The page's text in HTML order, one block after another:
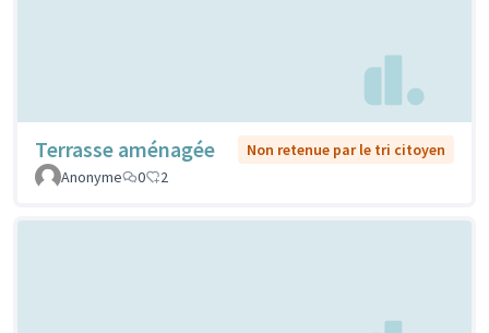
Terrasse aménagée
Non retenue par le tri citoyen
Anonyme
0 2